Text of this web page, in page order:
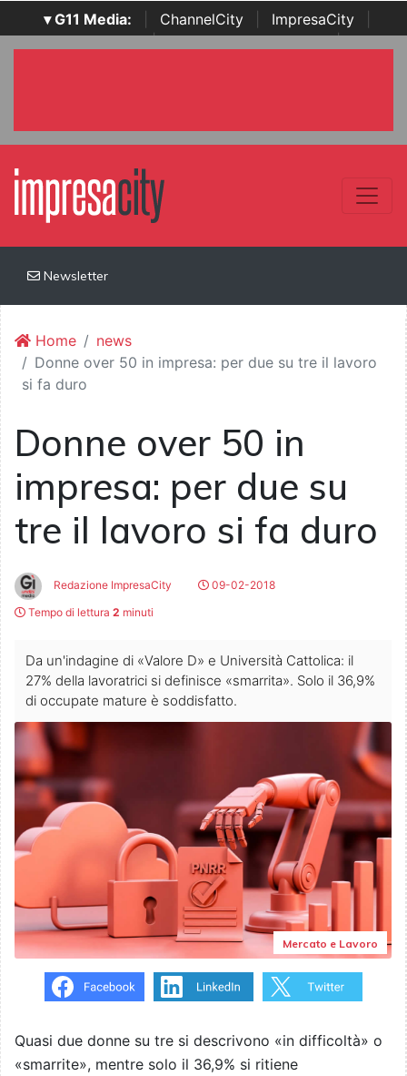
▾ G11 Media: ChannelCity ImpresaCity
SecurityOpenLab | Italian Channel Awards | Italian
Newsletter
Home
news
Donne over 50 in impresa: per due su tre il lavoro
si fa duro
Donne over 50 in
impresa: per due su
tre il lavoro si fa duro
Redazione ImpresaCity
09-02-2018
Tempo di lettura 2 minuti
Da un'indagine di «Valore D» e Università Cattolica: il
27% della lavoratrici si definisce «smarrita». Solo il 36,9%
di occupate mature è soddisfatto.
Mercato e Lavoro
Quasi due donne su tre si descrivono «in difficoltà» o
«smarrite», mentre solo il 36,9% si ritiene